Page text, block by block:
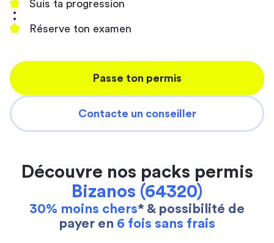
Suis ta progression
Réserve ton examen
Passe ton permis
Contacte un conseiller
Découvre nos packs permis
Bizanos (64320)
30% moins chers* & possibilité de
payer en 6 fois sans frais